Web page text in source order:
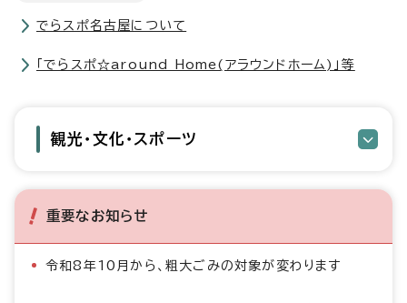
でらスポ名古屋について
「でらスポ☆around Home(アラウンドホーム)」等
観光・文化・スポーツ
重要なお知らせ
令和8年10月から、粗大ごみの対象が変わります